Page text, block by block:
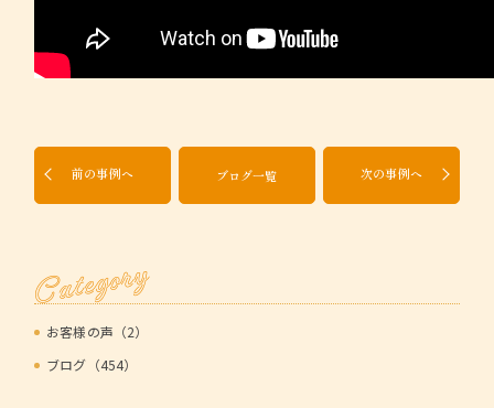
前の事例へ ブログ一覧 次の事例へ
Category
お客様の声（2）
ブログ（454）